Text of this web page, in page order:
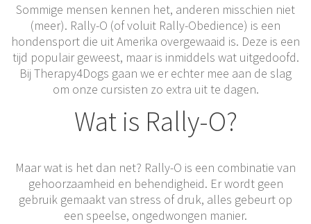
Sommige mensen kennen het, anderen misschien niet
(meer). Rally-O (of voluit Rally-Obedience) is een
hondensport die uit Amerika overgewaaid is. Deze is een
tijd populair geweest, maar is inmiddels wat uitgedoofd.
Bij Therapy4Dogs gaan we er echter mee aan de slag
om onze cursisten zo extra uit te dagen.
Wat is Rally-O?
Maar wat is het dan net? Rally-O is een combinatie van
gehoorzaamheid en behendigheid. Er wordt geen
gebruik gemaakt van stress of druk, alles gebeurt op
een speelse, ongedwongen manier.